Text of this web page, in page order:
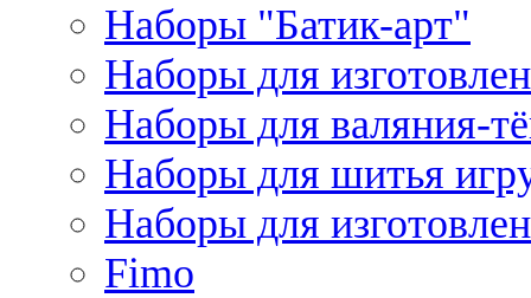
Наборы "Батик-арт"
Наборы для
Наборы для валяния-
Наборы для шитья
Наборы для
Fimo